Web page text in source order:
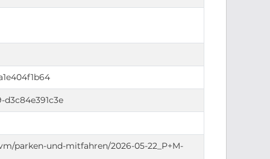
d3c84e391c3e
parken-und-mitfahren/2026-05-22_P+M-